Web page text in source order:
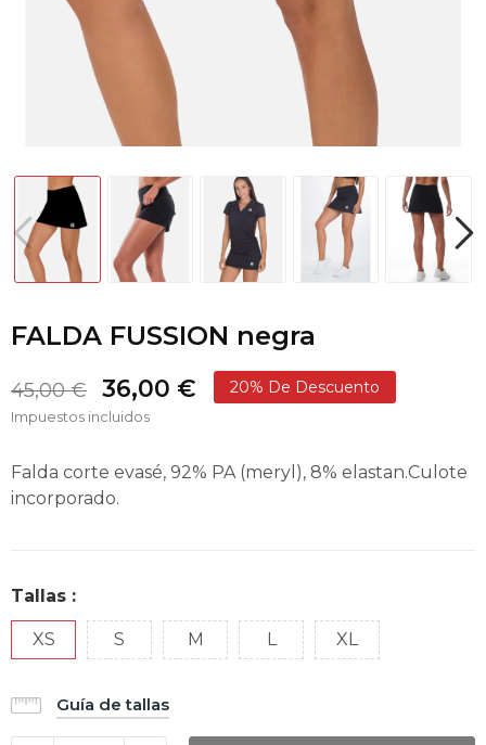
FALDA FUSSION negra
45,00 € 36,00 € 20% De Descuento
Impuestos incluidos
Falda corte evasé, 92% PA (meryl), 8% elastan.Culote
incorporado.
Tallas :
XS S M L XL
Guía de tallas